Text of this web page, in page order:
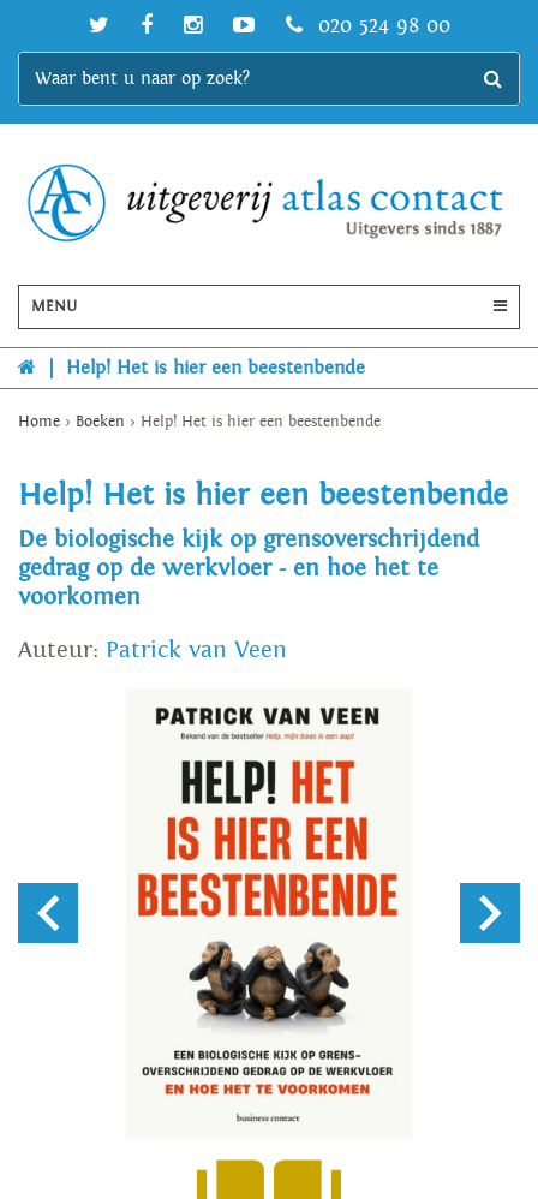
020 524 98 00
MENU
Help! Het is hier een beestenbende
Home > Boeken > Help! Het is hier een beestenbende
Help! Het is hier een beestenbende
De biologische kijk op grensoverschrijdend
gedrag op de werkvloer - en hoe het te
voorkomen
Auteur: Patrick van Veen